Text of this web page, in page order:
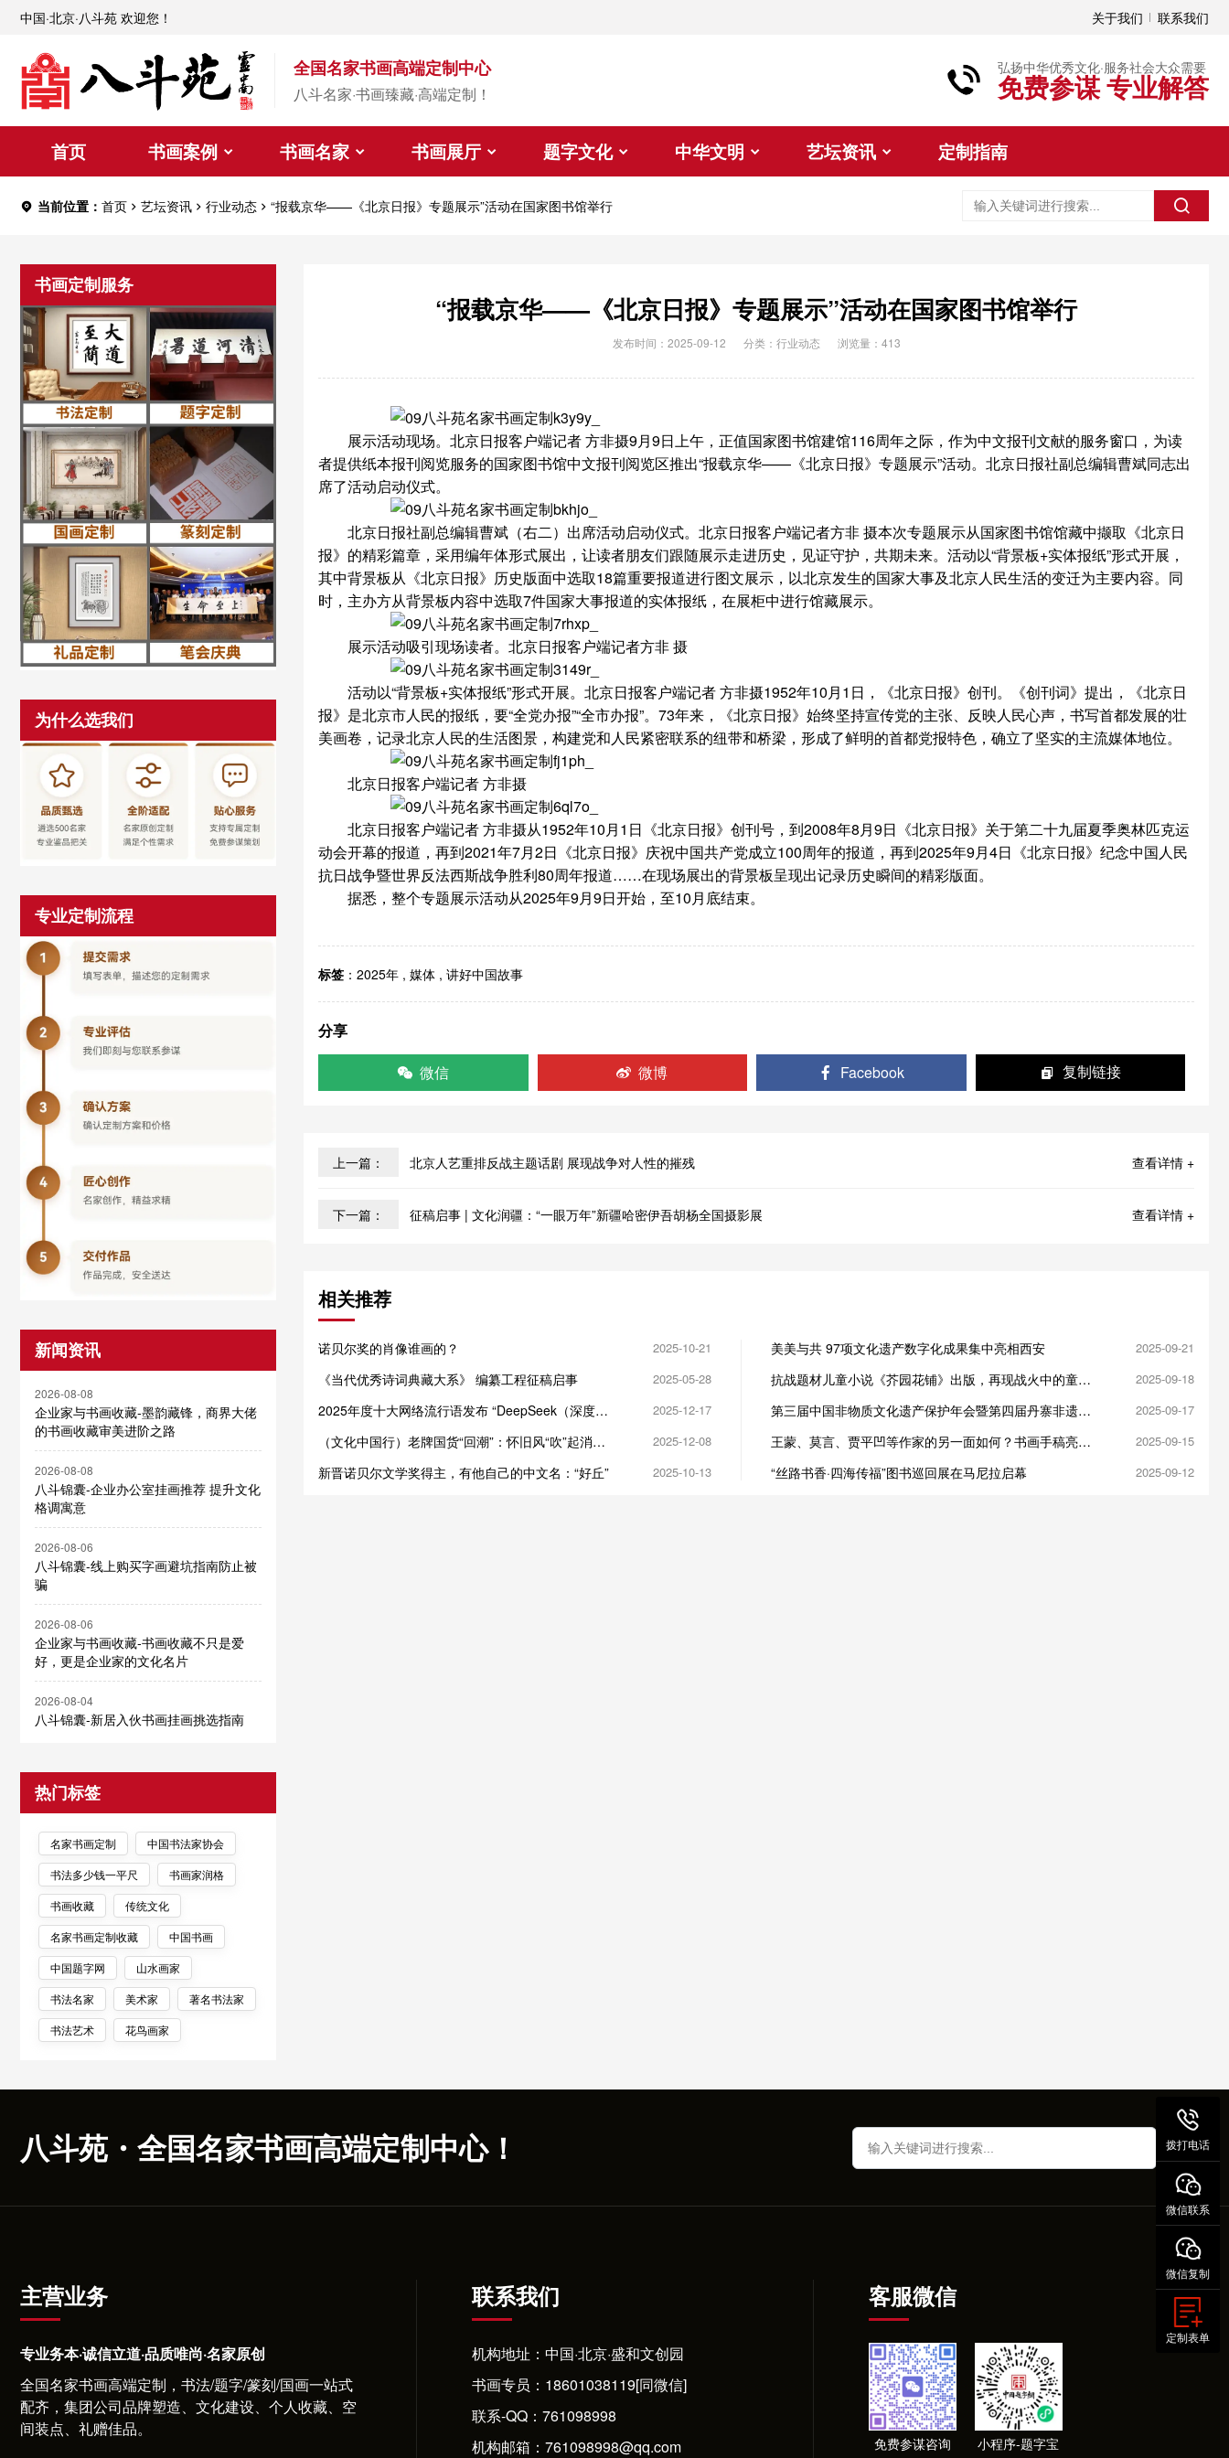
中国·北京·八斗苑 欢迎您！ 关于我们 联系我们
全国名家书画高端定制中心
八斗名家·书画臻藏·高端定制！
弘扬中华优秀文化·服务社会大众需要
免费参谋 专业解答
首页 书画案例 书画名家 书画展厅 题字文化 中华文明 艺坛资讯 定制指南
当前位置： 首页 艺坛资讯 行业动态 “报载京华——《北京日报》专题展示”活动在国家图书馆举行
书画定制服务
为什么选我们
专业定制流程
新闻资讯
2026-08-08
企业家与书画收藏-墨韵藏锋，商界大佬
的书画收藏审美进阶之路
2026-08-08
八斗锦囊-企业办公室挂画推荐 提升文化
格调寓意
2026-08-06
八斗锦囊-线上购买字画避坑指南防止被
骗
2026-08-06
企业家与书画收藏-书画收藏不只是爱
好，更是企业家的文化名片
2026-08-04
八斗锦囊-新居入伙书画挂画挑选指南
热门标签
名家书画定制
中国书法家协会
书法多少钱一平尺
书画家润格
书画收藏
传统文化
名家书画定制收藏
中国书画
中国题字网
山水画家
书法名家
美术家
著名书法家
书法艺术
花鸟画家
“报载京华——《北京日报》专题展示”活动在国家图书馆举行
发布时间：2025-09-12 分类： 行业动态 浏览量：413
展示活动现场。北京日报客户端记者 方非摄9月9日上午，正值国家图书馆建馆116周年之际，作为中文报刊文献的服务窗口，为读
者提供纸本报刊阅览服务的国家图书馆中文报刊阅览区推出“报载京华——《北京日报》专题展示”活动。北京日报社副总编辑曹斌同志出
席了活动启动仪式。
北京日报社副总编辑曹斌（右二）出席活动启动仪式。北京日报客户端记者方非 摄本次专题展示从国家图书馆馆藏中撷取《北京日
报》的精彩篇章，采用编年体形式展出，让读者朋友们跟随展示走进历史，见证守护，共期未来。活动以“背景板+实体报纸”形式开展，
其中背景板从《北京日报》历史版面中选取18篇重要报道进行图文展示，以北京发生的国家大事及北京人民生活的变迁为主要内容。同
时，主办方从背景板内容中选取7件国家大事报道的实体报纸，在展柜中进行馆藏展示。
展示活动吸引现场读者。北京日报客户端记者方非 摄
活动以“背景板+实体报纸”形式开展。北京日报客户端记者 方非摄1952年10月1日，《北京日报》创刊。《创刊词》提出，《北京日
报》是北京市人民的报纸，要“全党办报”“全市办报”。73年来，《北京日报》始终坚持宣传党的主张、反映人民心声，书写首都发展的壮
美画卷，记录北京人民的生活图景，构建党和人民紧密联系的纽带和桥梁，形成了鲜明的首都党报特色，确立了坚实的主流媒体地位。
北京日报客户端记者 方非摄
北京日报客户端记者 方非摄从1952年10月1日《北京日报》创刊号，到2008年8月9日《北京日报》关于第二十九届夏季奥林匹克运
动会开幕的报道，再到2021年7月2日《北京日报》庆祝中国共产党成立100周年的报道，再到2025年9月4日《北京日报》纪念中国人民
抗日战争暨世界反法西斯战争胜利80周年报道……在现场展出的背景板呈现出记录历史瞬间的精彩版面。
据悉，整个专题展示活动从2025年9月9日开始，至10月底结束。
标签 ： 2025年 , 媒体 , 讲好中国故事
分享
微信
微博 Facebook 复制链接
上一篇： 查看详情 +
北京人艺重排反战主题话剧 展现战争对人性的摧残
下一篇： 查看详情 +
征稿启事 | 文化润疆：“一眼万年”新疆哈密伊吾胡杨全国摄影展
相关推荐
诺贝尔奖的肖像谁画的？ 2025-10-21
《当代优秀诗词典藏大系》 编纂工程征稿启事 2025-05-28
2025年度十大网络流行语发布 “DeepSeek（深度求
2025-12-17
（文化中国行）老牌国货“回潮”：怀旧风“吹”起消费
2025-12-08
新晋诺贝尔文学奖得主，有他自己的中文名：“好丘” 2025-10-13
美美与共 97项文化遗产数字化成果集中亮相西安 2025-09-21
抗战题材儿童小说《芥园花铺》出版，再现战火中的童心
2025-09-18
第三届中国非物质文化遗产保护年会暨第四届丹寨非遗周
2025-09-17
王蒙、莫言、贾平凹等作家的另一面如何？书画手稿亮相
2025-09-15
“丝路书香·四海传福”图书巡回展在马尼拉启幕 2025-09-12
八斗苑・全国名家书画高端定制中心！
主营业务
专业务本·诚信立道·品质唯尚·名家原创
全国名家书画高端定制，书法/题字/篆刻/国画一站式
配齐，集团公司品牌塑造、文化建设、个人收藏、空
间装点、礼赠佳品。
联系我们
机构地址：中国·北京·盛和文创园
书画专员： 18601038119[同微信]
联系-QQ：761098998
机构邮箱：761098998@qq.com
客服微信
免费参谋咨询 小程序-题字宝
拨打电话
微信联系
微信复制
定制表单